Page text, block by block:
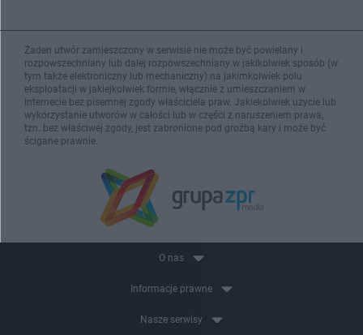
Żaden utwór zamieszczony w serwisie nie może być powielany i
rozpowszechniany lub dalej rozpowszechniany w jakikolwiek sposób (w
tym także elektroniczny lub mechaniczny) na jakimkolwiek polu
eksploatacji w jakiejkolwiek formie, włącznie z umieszczaniem w
Internecie bez pisemnej zgody właściciela praw. Jakiekolwiek użycie lub
wykorzystanie utworów w całości lub w części z naruszeniem prawa,
tzn. bez właściwej zgody, jest zabronione pod groźbą kary i może być
ścigane prawnie.
O nas
Informacje prawne
Nasze serwisy